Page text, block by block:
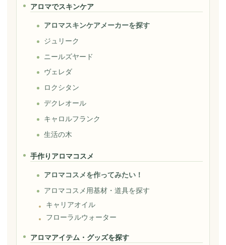
アロマでスキンケア
アロマスキンケアメーカーを探す
ジュリーク
ニールズヤード
ヴェレダ
ロクシタン
デクレオール
キャロルフランク
生活の木
手作りアロマコスメ
アロマコスメを作ってみたい！
アロマコスメ用基材・道具を探す
キャリアオイル
フローラルウォーター
アロマアイテム・グッズを探す